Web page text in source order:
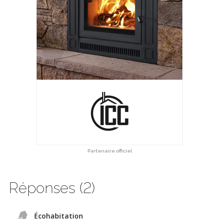
Partenaire officiel
Réponses (2)
Écohabitation